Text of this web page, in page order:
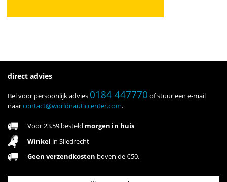
direct advies
Bel voor persoonlijk advies 0184 447770 of stuur een e-mail
naarcontact@worldnauticcenter.com.
Voor 23.59 besteld morgen in huis
Winkel in Sliedrecht
Geen verzendkosten boven de €50,-